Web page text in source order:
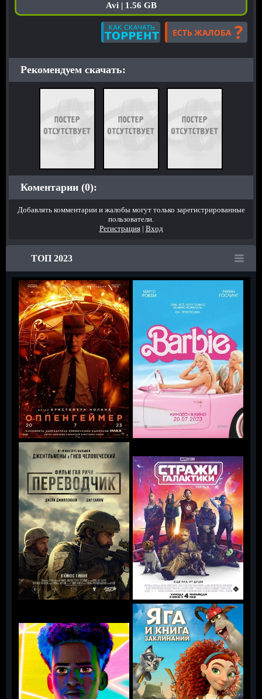
Avi | 1.56 GB
Рекомендуем скачать:
Коментарии (0):
Добавлять комментарии и жалобы могут только зарегистрированные
пользователи.
Регистрация| Вход
ТОП 2023